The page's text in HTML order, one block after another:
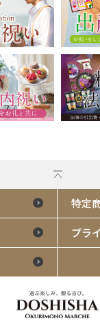
特定
プラ